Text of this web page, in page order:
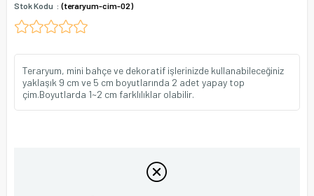
Stok Kodu (teraryum-cim-02)
Teraryum, mini bahçe ve dekoratif işlerinizde kullanabileceğiniz
yaklaşık 9 cm ve 5 cm boyutlarında 2 adet yapay top
çim.Boyutlarda 1~2 cm farklılıklar olabilir.